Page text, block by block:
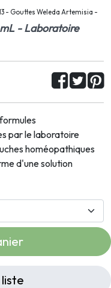
- Gouttes Weleda Artemisia -
- Laboratoire
par le laboratoire
homéopathiques
d'une solution